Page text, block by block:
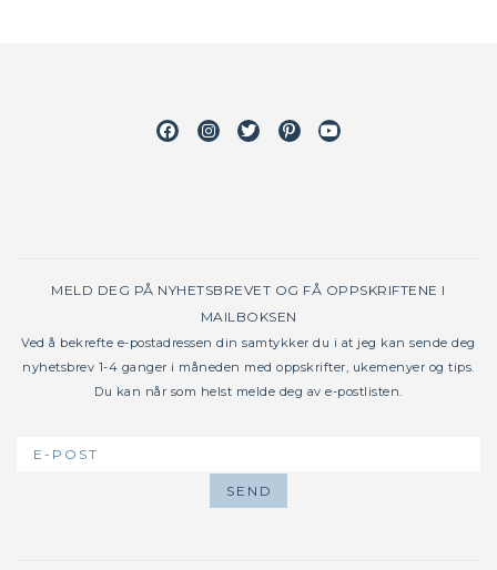
FacebookInstagram
TwitterPinterestYoutube
MELD DEG PÅ NYHETSBREVET OG FÅ OPPSKRIFTENE I
MAILBOKSEN
Ved å bekrefte e-postadressen din samtykker du i at jeg kan sende deg
nyhetsbrev 1-4 ganger i måneden med oppskrifter, ukemenyer og tips.
Du kan når som helst melde deg av e-postlisten.